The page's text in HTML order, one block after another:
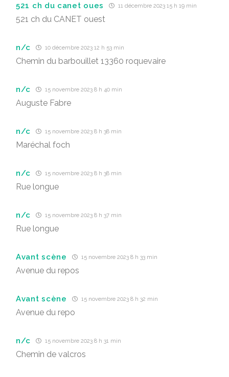
521 ch du canet oues 11 décembre 2023 15 h 19 min
521 ch du CANET ouest
n/c 10 décembre 2023 12 h 53 min
Chemin du barbouillet 13360 roquevaire
n/c 15 novembre 2023 8 h 40 min
Auguste Fabre
n/c 15 novembre 2023 8 h 38 min
Maréchal foch
n/c 15 novembre 2023 8 h 38 min
Rue longue
n/c 15 novembre 2023 8 h 37 min
Rue longue
Avant scène 15 novembre 2023 8 h 33 min
Avenue du repos
Avant scène 15 novembre 2023 8 h 32 min
Avenue du repo
n/c 15 novembre 2023 8 h 31 min
Chemin de valcros